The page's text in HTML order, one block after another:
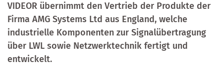
VIDEOR übernimmt den Vertrieb der Produkte der
Firma AMG Systems Ltd aus England, welche
industrielle Komponenten zur Signalübertragung
über LWL sowie Netzwerktechnik fertigt und
entwickelt.